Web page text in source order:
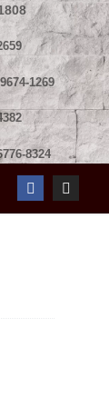
1269
8324